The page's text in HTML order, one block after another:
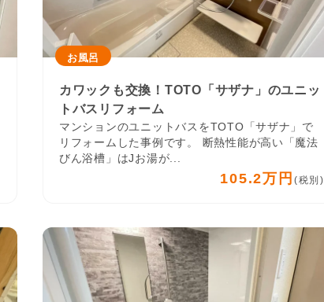
お風呂
カワックも交換！TOTO「サザナ」のユニッ
トバスリフォーム
マンションのユニットバスをTOTO「サザナ」で
リフォームした事例です。 断熱性能が高い「魔法
びん浴槽」はJお湯が...
105.2万円 (税別)